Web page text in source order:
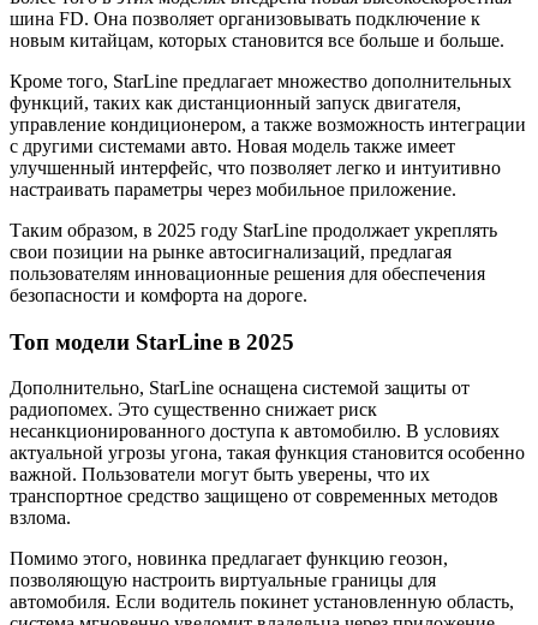
шина FD. Она позволяет организовывать подключение к
новым китайцам, которых становится все больше и больше.
Кроме того, StarLine предлагает множество дополнительных
функций, таких как дистанционный запуск двигателя,
управление кондиционером, а также возможность интеграции
с другими системами авто. Новая модель также имеет
улучшенный интерфейс, что позволяет легко и интуитивно
настраивать параметры через мобильное приложение.
Таким образом, в 2025 году StarLine продолжает укреплять
свои позиции на рынке автосигнализаций, предлагая
пользователям инновационные решения для обеспечения
безопасности и комфорта на дороге.
Топ модели StarLine в 2025
Дополнительно, StarLine оснащена системой защиты от
радиопомех. Это существенно снижает риск
несанкционированного доступа к автомобилю. В условиях
актуальной угрозы угона, такая функция становится особенно
важной. Пользователи могут быть уверены, что их
транспортное средство защищено от современных методов
взлома.
Помимо этого, новинка предлагает функцию геозон,
позволяющую настроить виртуальные границы для
автомобиля. Если водитель покинет установленную область,